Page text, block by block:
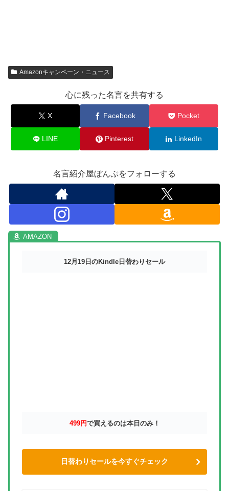
Amazonキャンペーン・ニュース
心に残った名言を共有する
X Facebook Pocket
LINE Pinterest LinkedIn
名言紹介屋ぼんぷをフォローする
12月19日のKindle日替わりセール
499円で買えるのは本日のみ！
日替わりセールを今すぐチェック